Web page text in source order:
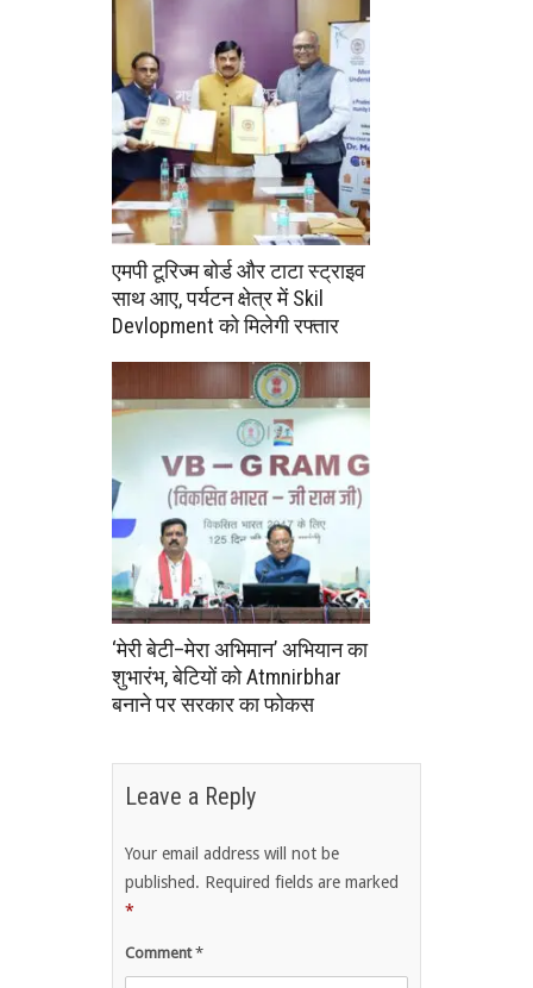
एमपी टूरिज्म बोर्ड और टाटा स्ट्राइव
साथ आए, पर्यटन क्षेत्र में Skil
Devlopment को मिलेगी रफ्तार
‘मेरी बेटी–मेरा अभिमान’ अभियान का
शुभारंभ, बेटियों को Atmnirbhar
बनाने पर सरकार का फोकस
Leave a Reply
Your email address will not be
published. Required fields are marked
*
Comment*